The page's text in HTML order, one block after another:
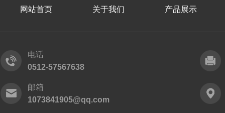
网站首页 关于我们 产品展示
电话
0512-57567638
邮箱
1073841905@qq.com